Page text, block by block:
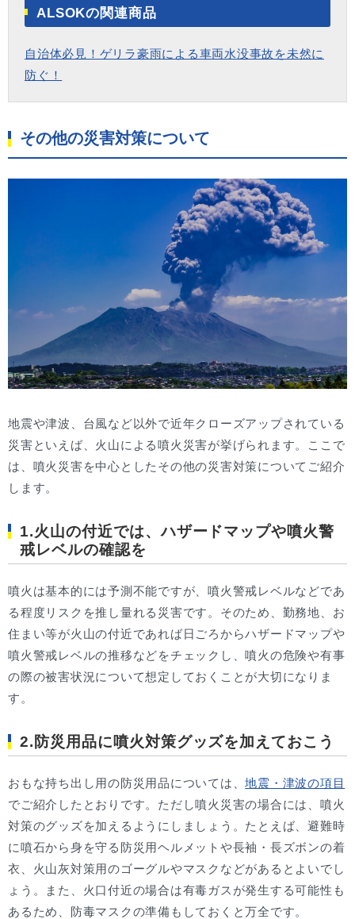
ALSOKの関連商品
自治体必見！ゲリラ豪雨による車両水没事故を未然に
防ぐ！
その他の災害対策について
地震や津波、台風など以外で近年クローズアップされている
災害といえば、火山による噴火災害が挙げられます。ここで
は、噴火災害を中心としたその他の災害対策についてご紹介
します。
1.火山の付近では、ハザードマップや噴火警
戒レベルの確認を
噴火は基本的には予測不能ですが、噴火警戒レベルなどであ
る程度リスクを推し量れる災害です。そのため、勤務地、お
住まい等が火山の付近であれば日ごろからハザードマップや
噴火警戒レベルの推移などをチェックし、噴火の危険や有事
の際の被害状況について想定しておくことが大切になりま
す。
2.防災用品に噴火対策グッズを加えておこう
おもな持ち出し用の防災用品については、地震・津波の項目
でご紹介したとおりです。ただし噴火災害の場合には、噴火
対策のグッズを加えるようにしましょう。たとえば、避難時
に噴石から身を守る防災用ヘルメットや長袖・長ズボンの着
衣、火山灰対策用のゴーグルやマスクなどがあるとよいでし
ょう。また、火口付近の場合は有毒ガスが発生する可能性も
あるため、防毒マスクの準備もしておくと万全です。